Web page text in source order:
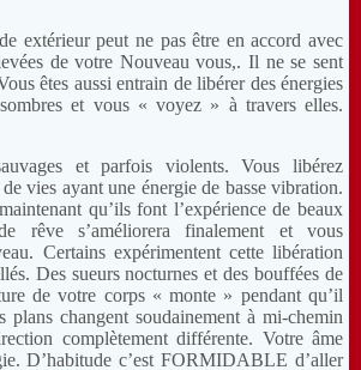
extérieur peut ne pas être en accord avec
de votre Nouveau vous,. Il ne se sent
êtes aussi entrain de libérer des énergies
et vous « voyez » à travers elles.
et parfois violents. Vous libérez
vies ayant une énergie de basse vibration.
qu’ils font l’expérience de beaux
rêve s’améliorera finalement et vous
Certains expérimentent cette libération
Des sueurs nocturnes et des bouffées de
de votre corps « monte » pendant qu’il
plans changent soudainement à mi-chemin
complètement différente. Votre âme
D’habitude c’est FORMIDABLE d’aller